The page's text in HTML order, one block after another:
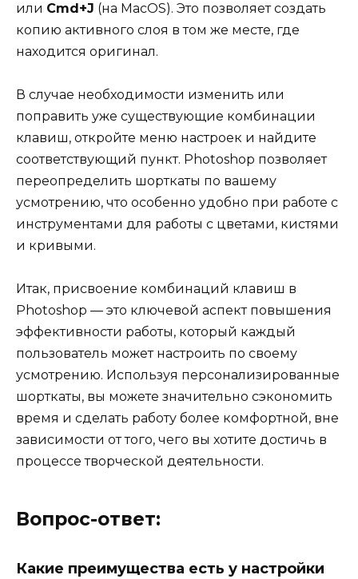
или Cmd+J (на MacOS). Это позволяет создать
копию активного слоя в том же месте, где
находится оригинал.
В случае необходимости изменить или
поправить уже существующие комбинации
клавиш, откройте меню настроек и найдите
соответствующий пункт. Photoshop позволяет
переопределить шорткаты по вашему
усмотрению, что особенно удобно при работе с
инструментами для работы с цветами, кистями
и кривыми.
Итак, присвоение комбинаций клавиш в
Photoshop — это ключевой аспект повышения
эффективности работы, который каждый
пользователь может настроить по своему
усмотрению. Используя персонализированные
шорткаты, вы можете значительно сэкономить
время и сделать работу более комфортной, вне
зависимости от того, чего вы хотите достичь в
процессе творческой деятельности.
Вопрос-ответ:
Какие преимущества есть у настройки